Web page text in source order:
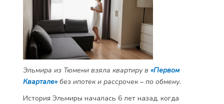
Эльмира из Тюмени взяла квартиру в «Первом
Квартале» без ипотек и рассрочек – по обмену.
История Эльмиры началась 6 лет назад, когда